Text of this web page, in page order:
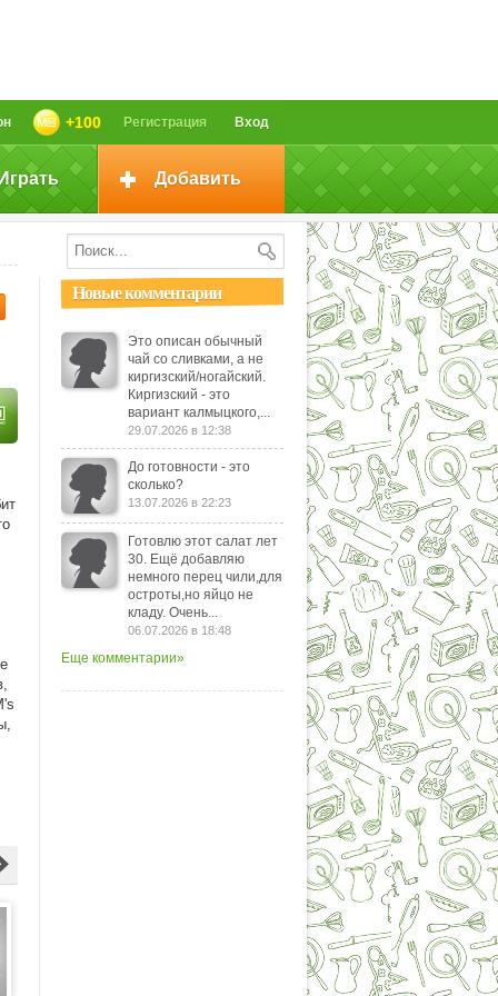
Вход
Регистрация
+100
Добавить
Новые комментарии
Это описан обычный
чай со сливками, а не
киргизский/ногайский.
Киргизский - это
вариант калмыцкого,...
29.07.2026 в 12:38
До готовности - это
сколько?
13.07.2026 в 22:23
Готовлю этот салат лет
30. Ещё добавляю
немного перец чили,для
остроты,но яйцо не
кладу. Очень...
06.07.2026 в 18:48
Еще комментарии»